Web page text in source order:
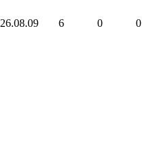
26.08.09 6 0 0